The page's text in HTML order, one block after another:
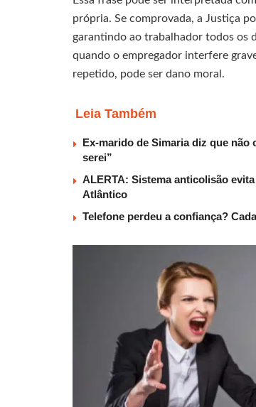
própria. Se comprovada, a Justiça
garantindo ao trabalhador todos os
quando o empregador interfere
repetido, pode ser dano moral.
Leia Também
Ex-marido de Simaria diz que não
serei”
ALERTA: Sistema anticolisão
Atlântico
Telefone perdeu a confiança?